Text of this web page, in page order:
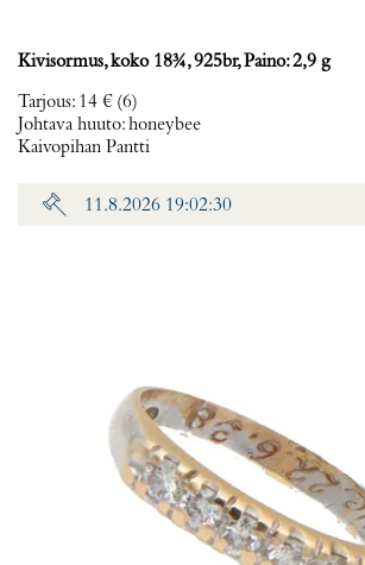
Kivisormus, koko 18¾, 925br, Paino: 2,9 g
Tarjous: 14 € (6)
Johtava huuto:honeybee
Kaivopihan Pantti
11.8.2026 19:02:30